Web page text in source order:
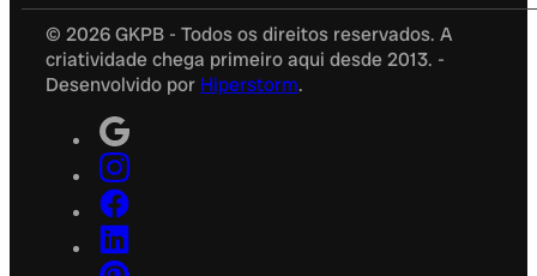
© 2026 GKPB - Todos os direitos reservados. A
criatividade chega primeiro aqui desde 2013. -
Desenvolvido por Hiperstorm.